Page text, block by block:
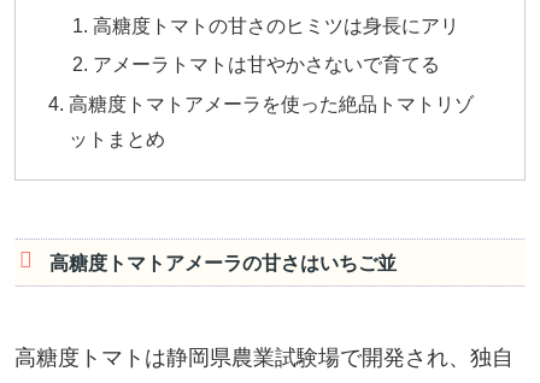
高糖度トマトの甘さのヒミツは身長にアリ
アメーラトマトは甘やかさないで育てる
高糖度トマトアメーラを使った絶品トマトリゾ
ットまとめ
高糖度トマトアメーラの甘さはいちご並
高糖度トマトは静岡県農業試験場で開発され、独自